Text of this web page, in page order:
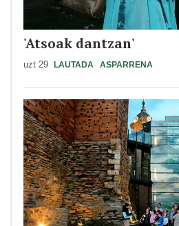
'Atsoak dantzan'
uzt 29 LAUTADA ASPARRENA